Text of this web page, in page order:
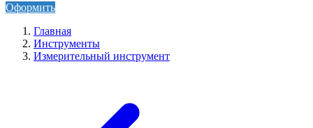
Оформить
Главная
Инструменты
Измерительный инструмент